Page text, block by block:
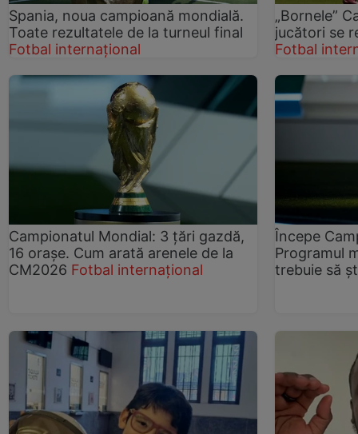
Spania, noua campioană mondială.
Toate rezultatele de la turneul final
Fotbal internațional
„Bornele”
jucători se
Fotbal
Campionatul Mondial: 3 țări gazdă,
16 orașe. Cum arată arenele de la
CM2026 Fotbal internațional
Începe
Programul
trebuie să